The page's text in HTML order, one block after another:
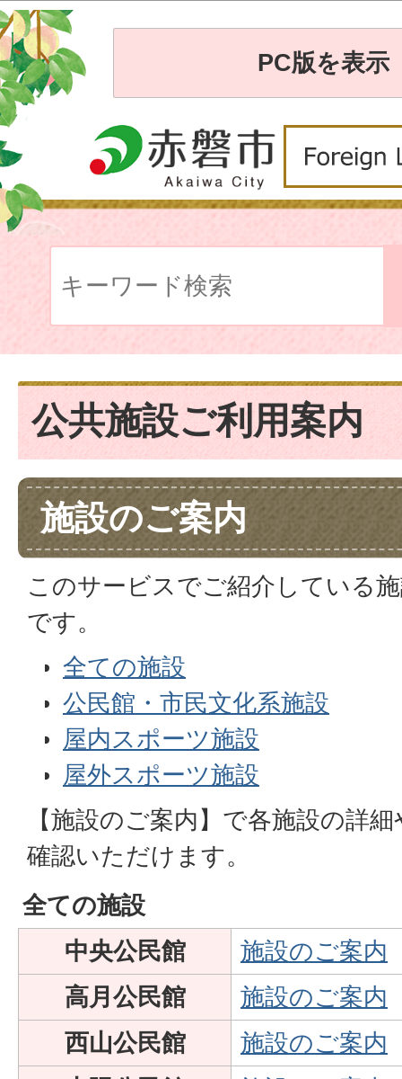
PC版を表示
公共施設ご利用案内
施設のご案内
このサービスでご紹介している
です。
全ての施設
公民館・市民文化系施設
屋内スポーツ施設
屋外スポーツ施設
【施設のご案内】で各施設の詳
確認いただけます。
全ての施設
中央公民館
施設のご案内
高月公民館
施設のご案内
西山公民館
施設のご案内